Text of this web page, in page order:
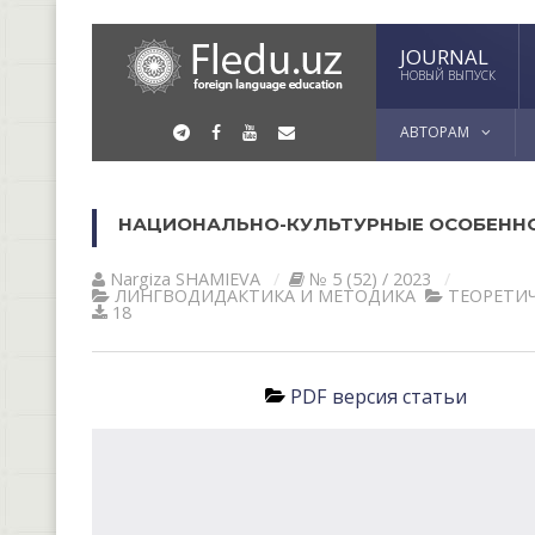
JOURNAL
НОВЫЙ ВЫПУСК
АВТОРАМ
НАЦИОНАЛЬНО-КУЛЬТУРНЫЕ
Nargiza SHAMIEVA № 5 (52) / 2023
ЛИНГВОДИДАКТИКА И МЕТОДИКА
18
PDF версия статьи